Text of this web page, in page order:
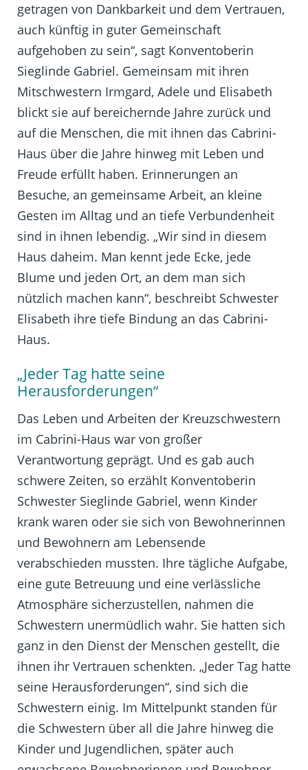
getragen von Dankbarkeit und dem Vertrauen,
auch künftig in guter Gemeinschaft
aufgehoben zu sein“, sagt Konventoberin
Sieglinde Gabriel. Gemeinsam mit ihren
Mitschwestern Irmgard, Adele und Elisabeth
blickt sie auf bereichernde Jahre zurück und
auf die Menschen, die mit ihnen das Cabrini-
Haus über die Jahre hinweg mit Leben und
Freude erfüllt haben. Erinnerungen an
Besuche, an gemeinsame Arbeit, an kleine
Gesten im Alltag und an tiefe Verbundenheit
sind in ihnen lebendig. „Wir sind in diesem
Haus daheim. Man kennt jede Ecke, jede
Blume und jeden Ort, an dem man sich
nützlich machen kann“, beschreibt Schwester
Elisabeth ihre tiefe Bindung an das Cabrini-
Haus.
„Jeder Tag hatte seine
Herausforderungen“
Das Leben und Arbeiten der Kreuzschwestern
im Cabrini-Haus war von großer
Verantwortung geprägt. Und es gab auch
schwere Zeiten, so erzählt Konventoberin
Schwester Sieglinde Gabriel, wenn Kinder
krank waren oder sie sich von Bewohnerinnen
und Bewohnern am Lebensende
verabschieden mussten. Ihre tägliche Aufgabe,
eine gute Betreuung und eine verlässliche
Atmosphäre sicherzustellen, nahmen die
Schwestern unermüdlich wahr. Sie hatten sich
ganz in den Dienst der Menschen gestellt, die
ihnen ihr Vertrauen schenkten. „Jeder Tag hatte
seine Herausforderungen“, sind sich die
Schwestern einig. Im Mittelpunkt standen für
die Schwestern über all die Jahre hinweg die
Kinder und Jugendlichen, später auch